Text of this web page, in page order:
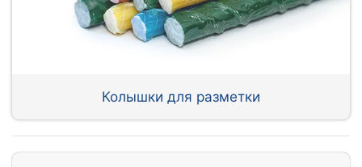
Колышки для разметки